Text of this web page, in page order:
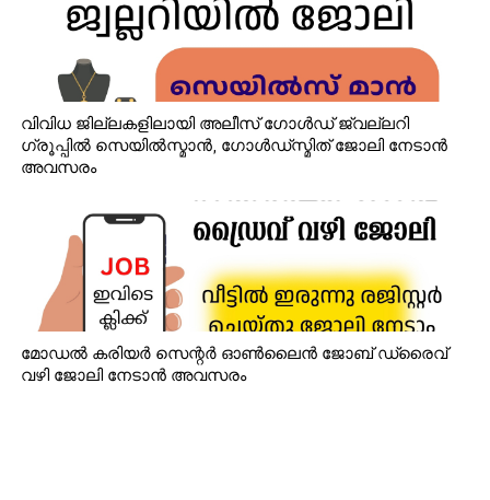
വിവിധ ജില്ലകളിലായി അലീസ് ഗോൾഡ് ജ്വല്ലറി
ഗ്രൂപ്പിൽ സെയിൽസ്മാൻ, ഗോൾഡ്‌സ്മിത് ജോലി നേടാൻ
അവസരം
മോഡൽ കരിയർ സെന്റർ ഓൺലൈൻ ജോബ് ഡ്രൈവ്
വഴി ജോലി നേടാൻ അവസരം